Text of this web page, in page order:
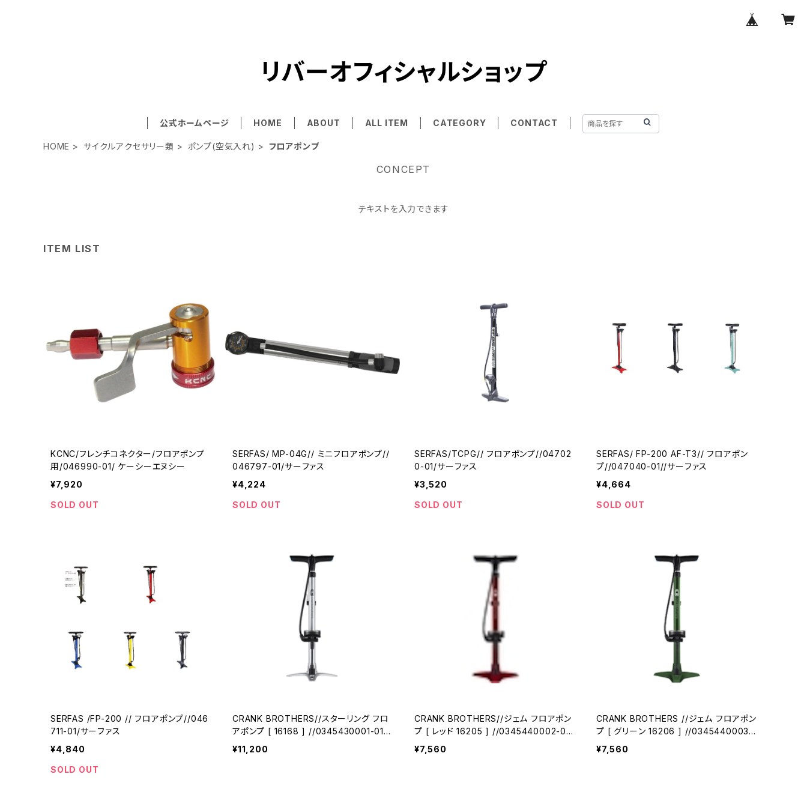
リバーオフィシャルショップ
公式ホームページ HOME ABOUT ALL ITEM CATEGORY CONTACT
HOME サイクルアクセサリー類 ポンプ(空気入れ) フロアポンプ
CONCEPT
テキストを入力できます
ITEM LIST
KCNC/フレンチコネクター/フロアポンプ
用/046990-01/ ケーシーエヌシー
¥7,920
SOLD OUT
SERFAS/ MP-04G// ミニフロアポンプ//
046797-01/サーファス
¥4,224
SOLD OUT
SERFAS/TCPG// フロアポンプ//04702
0-01/サーファス
¥3,520
SOLD OUT
SERFAS/ FP-200 AF-T3// フロアポン
プ//047040-01//サーファス
¥4,664
SOLD OUT
SERFAS /FP-200 // フロアポンプ//046
711-01/サーファス
¥4,840
SOLD OUT
CRANK BROTHERS//スターリング フロ
アポンプ [ 16168 ] //0345430001-01
(クランクブラザーズ)
¥11,200
CRANK BROTHERS//ジェム フロアポン
プ [ レッド 16205 ] //0345440002-01
(クランクブラザーズ)
¥7,560
CRANK BROTHERS //ジェム フロアポン
プ [ グリーン 16206 ] //0345440003-
01(クランクブラザーズ)
¥7,560